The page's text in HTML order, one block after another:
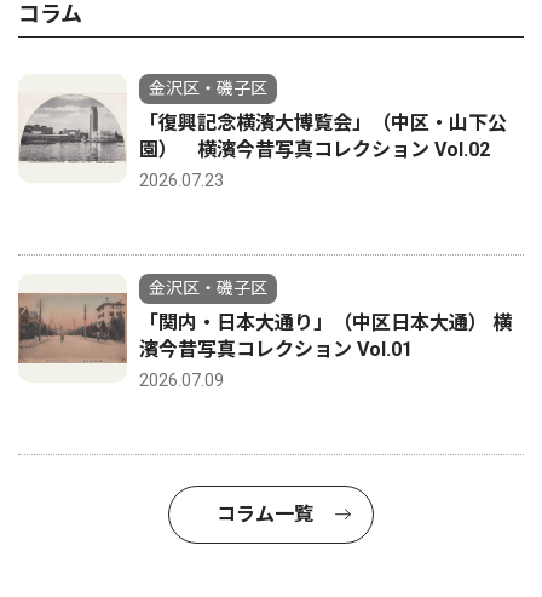
コラム
金沢区・磯子区
「復興記念横濱大博覧会」（中区・山下公
園） 横濱今昔写真コレクション Vol.02
2026.07.23
金沢区・磯子区
「関内・日本大通り」（中区日本大通） 横
濱今昔写真コレクション Vol.01
2026.07.09
コラム一覧